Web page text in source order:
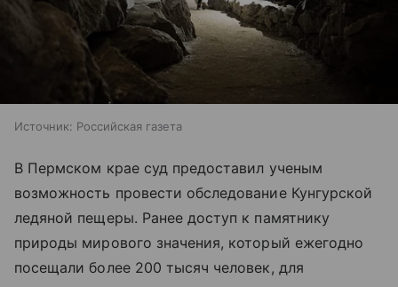
Источник: Российская газета
В Пермском крае суд предоставил ученым
возможность провести обследование Кунгурской
ледяной пещеры. Ранее доступ к памятнику
природы мирового значения, который ежегодно
посещали более 200 тысяч человек, для